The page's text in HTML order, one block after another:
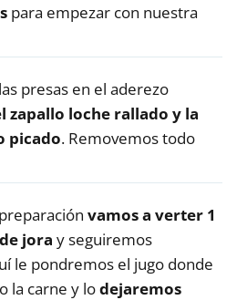
para empezar con nuestra
presas en el aderezo
zapallo loche rallado y la
picado. Removemos todo
vamos a verter 1
jora y seguiremos
le pondremos el jugo donde
la carne y lodejaremos